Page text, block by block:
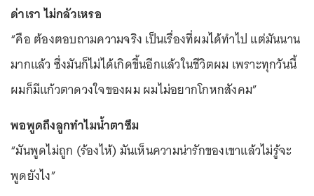
ด่าเรา ไม่กลัวเหรอ
“คือ ต้องตอบถามความจริง เป็นเรื่องที่ผมได้ทำไป แต่มันนาน
มากแล้ว ซึ่งมันก็ไม่ได้เกิดขึ้นอีกแล้วในชีวิตผม เพราะทุกวันนี้
ผมก็มีแก้วตาดวงใจของผม ผมไม่อยากโกหกสังคม”
พอพูดถึงลูกทำไมน้ำตาซึม
“มันพูดไม่ถูก (ร้องไห้) มันเห็นความน่ารักของเขาแล้วไม่รู้จะ
พูดยังไง”